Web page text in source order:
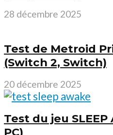
28 décembre 2025
Test de Metroid
(Switch 2, Switch)
20 décembre 2025
Test du jeu SLEEP
PC)